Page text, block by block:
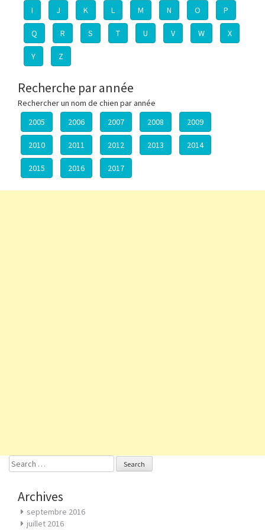
I J K L M N O P
Q R S T U V W X
Y Z
Recherche par année
Rechercher un nom de chien par année
2005
2006 2007 2008 2009
2010 2011 2012 2013 2014
2015 2016 2017
Search
Archives
septembre 2016
juillet 2016